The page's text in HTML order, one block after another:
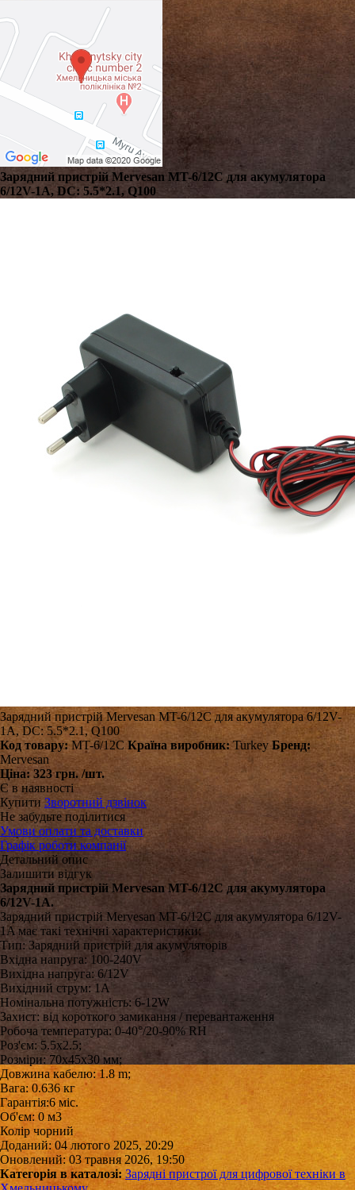
Зарядний пристрій Mervesan MT-6/12C для акумулятора
6/12V-1A, DC: 5.5*2.1, Q100
Зарядний пристрій Mervesan MT-6/12C для акумулятора 6/12V-
1A, DC: 5.5*2.1, Q100
Код товару:MT-6/12C Країна виробник:Turkey Бренд:
Mervesan
Ціна:323 грн. /шт.
Є в наявності
Купити Зворотний дзвінок
Не забудьте поділитися
Умови оплати та доставки
Графік роботи компанії
Детальний опис
Залишити відгук
Зарядний пристрій Mervesan MT-6/12C для акумулятора
6/12V-1A.
Зарядний пристрій Mervesan MT-6/12C для акумулятора 6/12V-
1A має такі технічні характеристики:
Тип: Зарядний пристрій для акумуляторів
Вхідна напруга: 100-240V
Вихідна напруга: 6/12V
Вихідний струм: 1А
Номінальна потужність: 6-12W
Захист: від короткого замикання / перевантаження
Робоча температура: 0-40°/20-90% RH
Роз'єм: 5.5х2.5;
Розміри: 70x45x30 мм;
Довжина кабелю: 1.8 m;
Вага: 0.636 кг
Гарантія:6 міс.
Об'єм: 0 м3
Колір чорний
Доданий: 04 лютого 2025, 20:29
Оновлений: 03 травня 2026, 19:50
Категорія в каталозі: Зарядні пристрої для цифрової техніки в